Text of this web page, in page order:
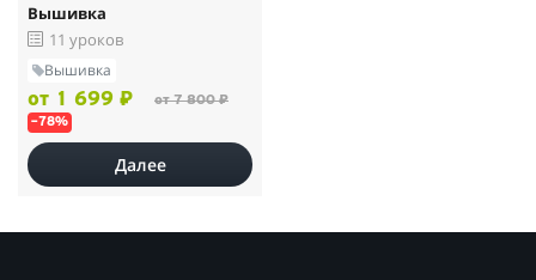
Вышивка
11 уроков
Вышивка
от 1 699 ₽ от 7 800 ₽
–78%
Далее